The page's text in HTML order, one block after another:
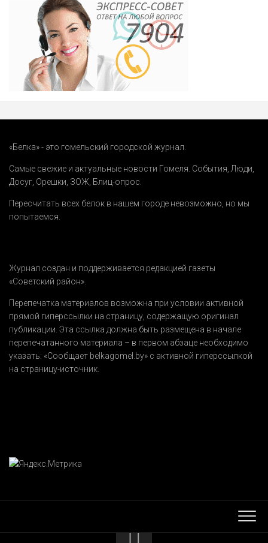
«Белка» - это гомельский городской журнал.
Самые свежие и актуальные новости Гомеля. События Люди
Досуг Орешки ЗОЖ Блиц-опрос
Пересчитать всех белок в нашем городе невозможно, но мы
попытаемся.
Журнал создан и поддерживается редакцией газеты
«Советский район».
Перепечатка материалов возможна при условии активной
прямой гиперссылки на страницу, содержащую оригинал
публикации. Эта ссылка должна быть размещена в начале
перепечатанного материала – в первом абзаце необходимо
указать: «Сообщает belkagomel.by» с активной гиперссылкой
на страницу-источник.